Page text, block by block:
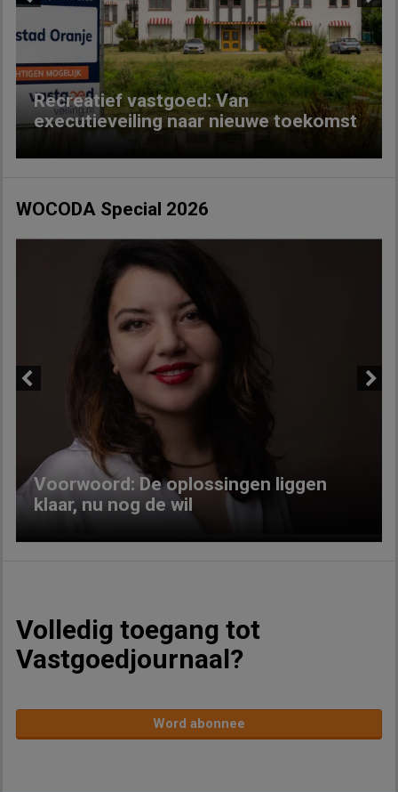
Recreatief vastgoed: Van
executieveiling naar nieuwe toekomst
Next
WOCODA Special 2026
Voorwoord: De oplossingen liggen
klaar, nu nog de wil
Volledig toegang tot
Vastgoedjournaal?
Word abonnee